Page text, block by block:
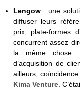
Lengow: une
diffuser leurs
prix, plate-formes
concurrent assez
la même chose.
d’acquisition de
ailleurs,
Kima Venture.